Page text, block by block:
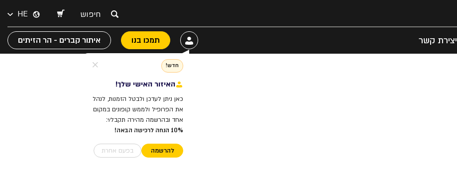
HE
יצירת קשר
חדש!
האיזור האישי שלך!
כאן ניתן לעדכן ולבטל הזמנות, לנהל
את הפרופיל ולממש קופונים במקום
אחד ובהרשמה מהירה תקבל/י:
10% הנחה לרכישה הבאה!
להרשמה בפעם אחרת
תמכו בנו איתור קברים - הר הזיתים